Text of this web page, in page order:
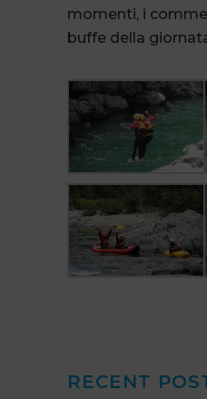
momenti, i
buffe della
RECENT